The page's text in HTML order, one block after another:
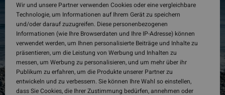
Wir und unsere Partner verwenden Cookies oder eine vergleichbare
Technologie, um Informationen auf Ihrem Gerät zu speichern
und/oder darauf zuzugreifen. Diese personenbezogenen
Informationen (wie Ihre Browserdaten und Ihre IP-Adresse) können
verwendet werden, um Ihnen personalisierte Beiträge und Inhalte zu
präsentieren, um die Leistung von Werbung und Inhalten zu
messen, um Werbung zu personalisieren, und um mehr über ihr
Publikum zu erfahren, um die Produkte unserer Partner zu
entwickeln und zu verbessern. Sie können Ihre Wahl so einstellen,
dass Sie Cookies, die Ihrer Zustimmung bedürfen, annehmen oder